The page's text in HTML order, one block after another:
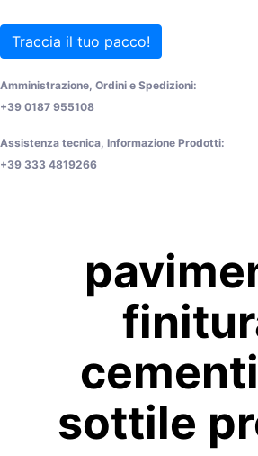
Traccia il tuo pacco!
Amministrazione, Ordini e Spedizioni:
+39 0187 955108
Assistenza tecnica, Informazione Prodotti:
+39 333 4819266
sottile